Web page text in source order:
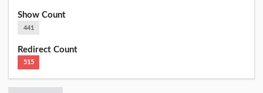
Show Count
441
Redirect Count
515